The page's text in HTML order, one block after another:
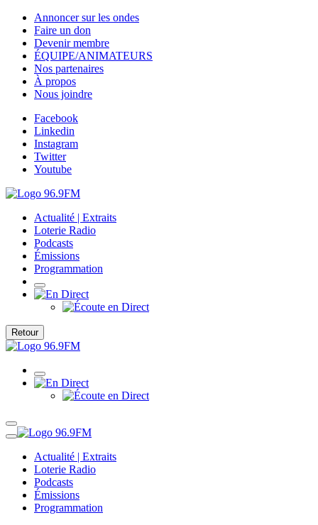
Annoncer sur les ondes
Faire un don
Devenir membre
ÉQUIPE/ANIMATEURS
Nos partenaires
À propos
Nous joindre
Facebook
Linkedin
Instagram
Twitter
Youtube
Actualité | Extraits
Loterie Radio
Podcasts
Émissions
Programmation
Retour
Actualité | Extraits
Loterie Radio
Podcasts
Émissions
Programmation